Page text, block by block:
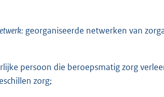
georganiseerde netwerken van
persoon die beroepsmatig zorg
zorg;